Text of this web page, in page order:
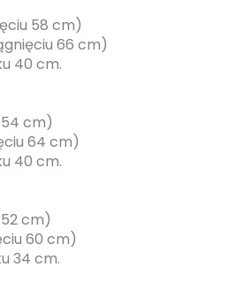
58 cm)
66 cm)
40 cm.
cm)
64 cm)
40 cm.
cm)
60 cm)
34 cm.